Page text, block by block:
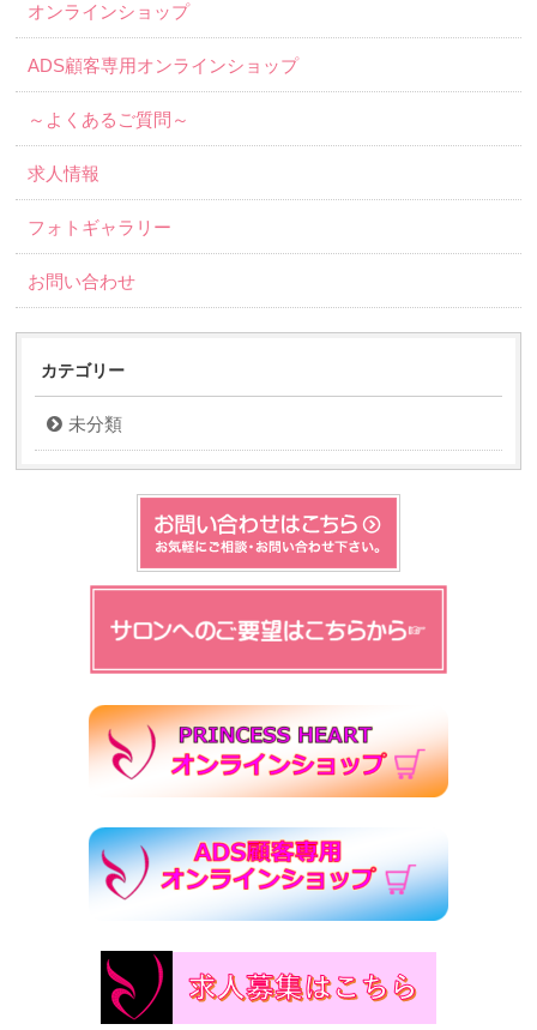
オンラインショップ
ADS顧客専用オンラインショップ
～よくあるご質問～
求人情報
フォトギャラリー
お問い合わせ
カテゴリー
未分類